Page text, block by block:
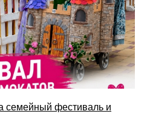
семейный фестиваль и